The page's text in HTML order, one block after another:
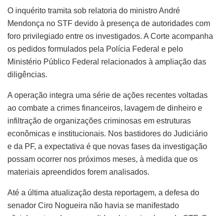
O inquérito tramita sob relatoria do ministro André
Mendonça no STF devido à presença de autoridades com
foro privilegiado entre os investigados. A Corte acompanha
os pedidos formulados pela Polícia Federal e pelo
Ministério Público Federal relacionados à ampliação das
diligências.
A operação integra uma série de ações recentes voltadas
ao combate a crimes financeiros, lavagem de dinheiro e
infiltração de organizações criminosas em estruturas
econômicas e institucionais. Nos bastidores do Judiciário
e da PF, a expectativa é que novas fases da investigação
possam ocorrer nos próximos meses, à medida que os
materiais apreendidos forem analisados.
Até a última atualização desta reportagem, a defesa do
senador Ciro Nogueira não havia se manifestado